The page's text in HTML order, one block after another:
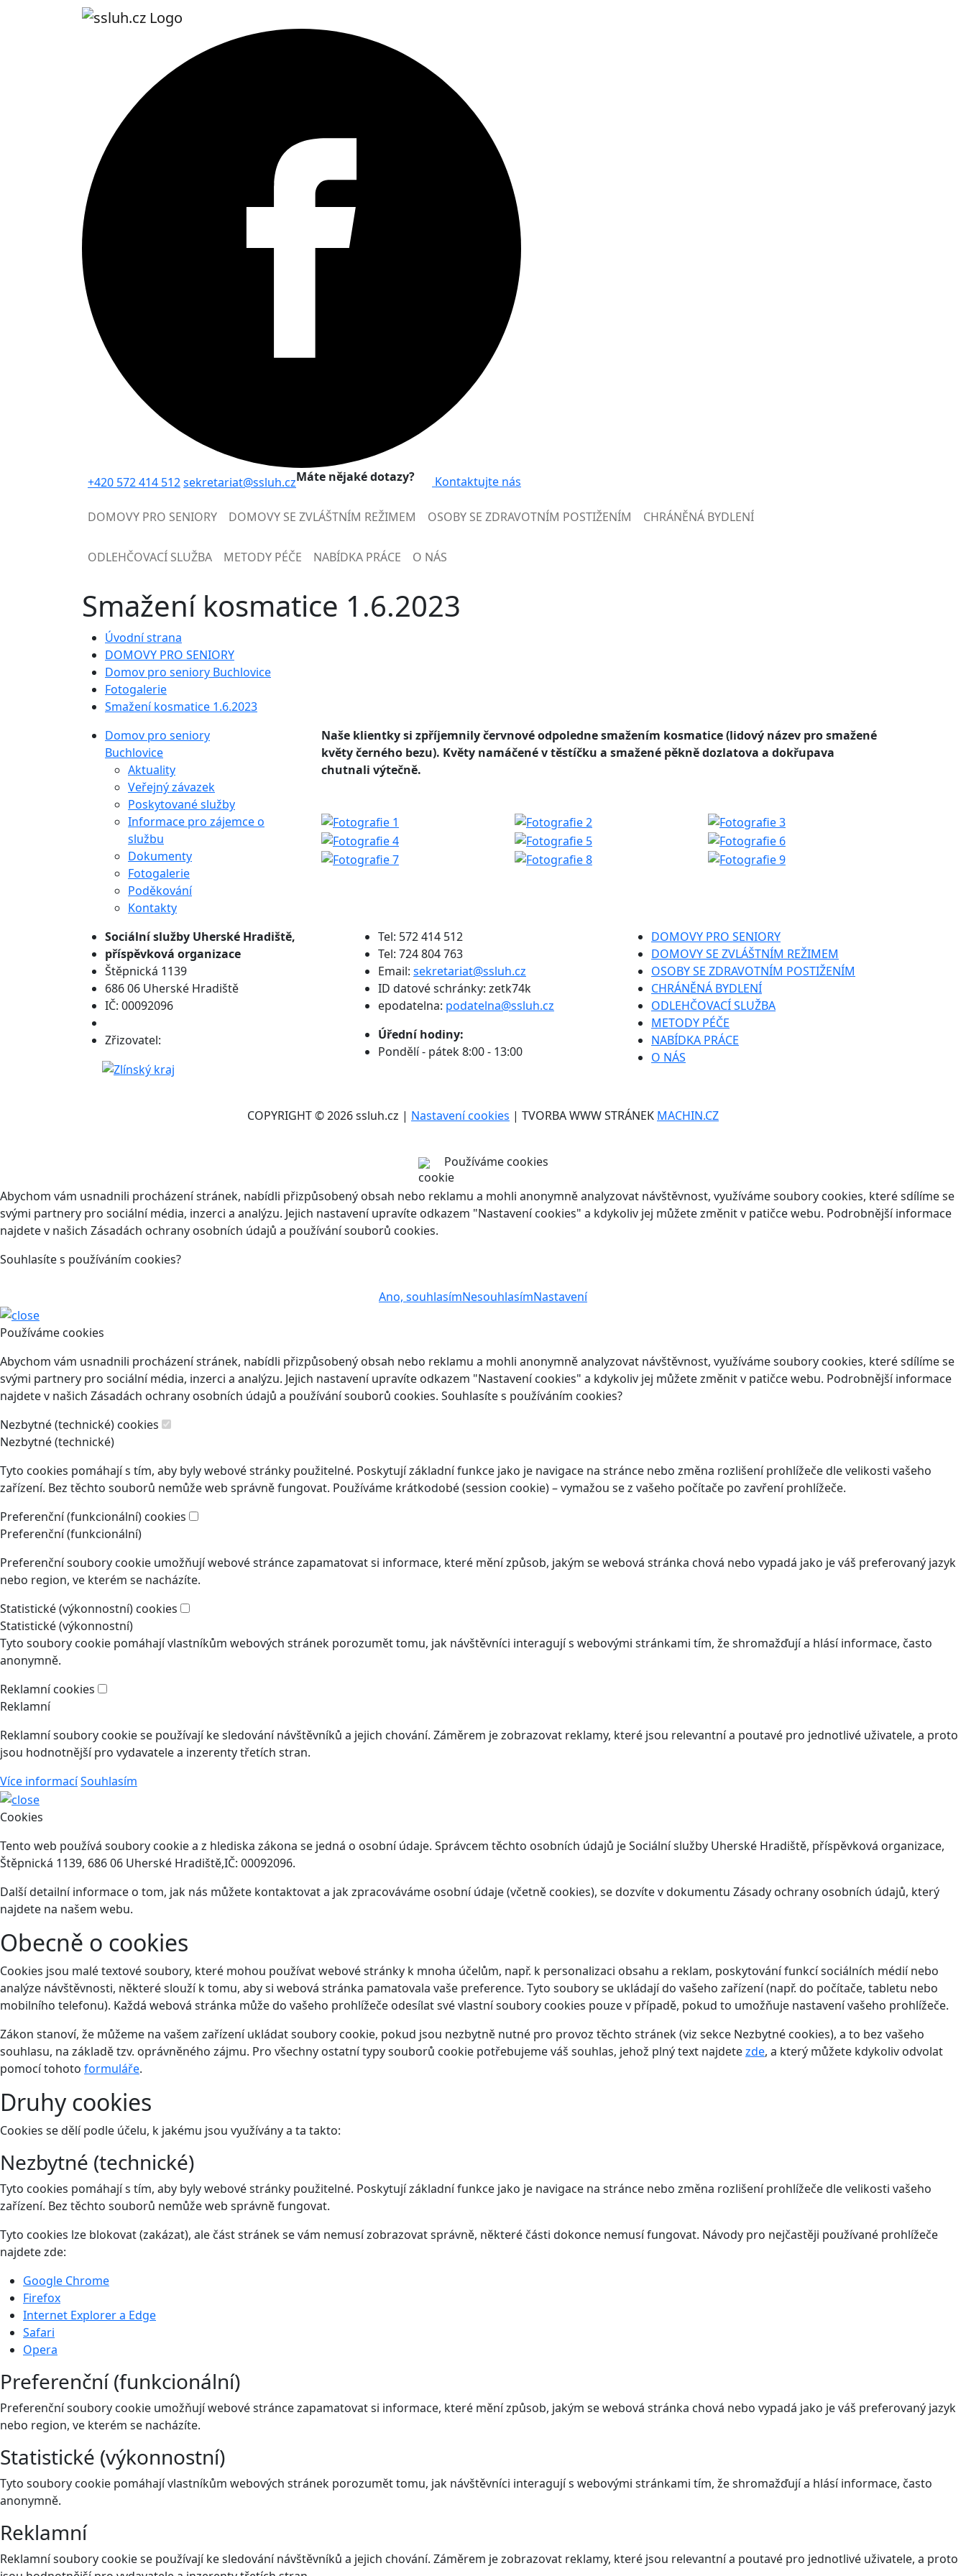
+420 572 414 512sekretariat@ssluh.czMáte nějaké dotazy? Kontaktujte nás
DOMOVY PRO SENIORY DOMOVY SE ZVLÁŠTNÍM REŽIMEM OSOBY SE ZDRAVOTNÍM POSTIŽENÍM CHRÁNĚNÁ BYDLENÍ
ODLEHČOVACÍ SLUŽBA METODY PÉČE NABÍDKA PRÁCE O NÁS
Smažení kosmatice 1.6.2023
Úvodní strana
DOMOVY PRO SENIORY
Domov pro seniory Buchlovice
Fotogalerie
Smažení kosmatice 1.6.2023
Domov pro seniory
Buchlovice
Aktuality
Veřejný závazek
Poskytované služby
Informace pro zájemce o
službu
Dokumenty
Fotogalerie
Poděkování
Kontakty
Naše klientky si zpříjemnily červnové odpoledne smažením kosmatice (lidový název pro smažené
květy černého bezu). Květy namáčené v těstíčku a smažené pěkně dozlatova a dokřupava
chutnali výtečně.
Sociální služby Uherské Hradiště,
příspěvková organizace
Štěpnická 1139
686 06 Uherské Hradiště
IČ: 00092096
Zřizovatel:
Tel: 572 414 512
Tel: 724 804 763
Email: sekretariat@ssluh.cz
ID datové schránky: zetk74k
epodatelna: podatelna@ssluh.cz
Úřední hodiny:
Pondělí - pátek 8:00 - 13:00
DOMOVY PRO SENIORY
DOMOVY SE ZVLÁŠTNÍM REŽIMEM
OSOBY SE ZDRAVOTNÍM POSTIŽENÍM
CHRÁNĚNÁ BYDLENÍ
ODLEHČOVACÍ SLUŽBA
METODY PÉČE
NABÍDKA PRÁCE
O NÁS
COPYRIGHT © 2026 ssluh.cz | Nastavení cookies | TVORBA WWW STRÁNEK MACHIN.CZ
Používáme cookies
Abychom vám usnadnili procházení stránek, nabídli přizpůsobený obsah nebo reklamu a mohli anonymně analyzovat návštěvnost, využíváme soubory cookies, které sdílíme se
svými partnery pro sociální média, inzerci a analýzu. Jejich nastavení upravíte odkazem "Nastavení cookies" a kdykoliv jej můžete změnit v patičce webu. Podrobnější informace
najdete v našich Zásadách ochrany osobních údajů a používání souborů cookies.
Souhlasíte s používáním cookies?
Ano, souhlasímNesouhlasímNastavení
Používáme cookies
Abychom vám usnadnili procházení stránek, nabídli přizpůsobený obsah nebo reklamu a mohli anonymně analyzovat návštěvnost, využíváme soubory cookies, které sdílíme se
svými partnery pro sociální média, inzerci a analýzu. Jejich nastavení upravíte odkazem "Nastavení cookies" a kdykoliv jej můžete změnit v patičce webu. Podrobnější informace
najdete v našich Zásadách ochrany osobních údajů a používání souborů cookies. Souhlasíte s používáním cookies?
Nezbytné (technické) cookies
Nezbytné (technické)
Tyto cookies pomáhají s tím, aby byly webové stránky použitelné. Poskytují základní funkce jako je navigace na stránce nebo změna rozlišení prohlížeče dle velikosti vašeho
zařízení. Bez těchto souborů nemůže web správně fungovat. Používáme krátkodobé (session cookie) – vymažou se z vašeho počítače po zavření prohlížeče.
Preferenční (funkcionální) cookies
Preferenční (funkcionální)
Preferenční soubory cookie umožňují webové stránce zapamatovat si informace, které mění způsob, jakým se webová stránka chová nebo vypadá jako je váš preferovaný jazyk
nebo region, ve kterém se nacházíte.
Statistické (výkonnostní) cookies
Statistické (výkonnostní)
Tyto soubory cookie pomáhají vlastníkům webových stránek porozumět tomu, jak návštěvníci interagují s webovými stránkami tím, že shromažďují a hlásí informace, často
anonymně.
Reklamní cookies
Reklamní
Reklamní soubory cookie se používají ke sledování návštěvníků a jejich chování. Záměrem je zobrazovat reklamy, které jsou relevantní a poutavé pro jednotlivé uživatele, a proto
jsou hodnotnější pro vydavatele a inzerenty třetích stran.
Více informacíSouhlasím
Cookies
Tento web používá soubory cookie a z hlediska zákona se jedná o osobní údaje. Správcem těchto osobních údajů je Sociální služby Uherské Hradiště, příspěvková organizace,
Štěpnická 1139, 686 06 Uherské Hradiště,IČ: 00092096.
Další detailní informace o tom, jak nás můžete kontaktovat a jak zpracováváme osobní údaje (včetně cookies), se dozvíte v dokumentu Zásady ochrany osobních údajů, který
najdete na našem webu.
Obecně o cookies
Cookies jsou malé textové soubory, které mohou používat webové stránky k mnoha účelům, např. k personalizaci obsahu a reklam, poskytování funkcí sociálních médií nebo
analýze návštěvnosti, některé slouží k tomu, aby si webová stránka pamatovala vaše preference. Tyto soubory se ukládají do vašeho zařízení (např. do počítače, tabletu nebo
mobilního telefonu). Každá webová stránka může do vašeho prohlížeče odesílat své vlastní soubory cookies pouze v případě, pokud to umožňuje nastavení vašeho prohlížeče.
Zákon stanoví, že můžeme na vašem zařízení ukládat soubory cookie, pokud jsou nezbytně nutné pro provoz těchto stránek (viz sekce Nezbytné cookies), a to bez vašeho
souhlasu, na základě tzv. oprávněného zájmu. Pro všechny ostatní typy souborů cookie potřebujeme váš souhlas, jehož plný text najdetezde, a který můžete kdykoliv odvolat
pomocí tohoto formuláře.
Druhy cookies
Cookies se dělí podle účelu, k jakému jsou využívány a ta takto:
Nezbytné (technické)
Tyto cookies pomáhají s tím, aby byly webové stránky použitelné. Poskytují základní funkce jako je navigace na stránce nebo změna rozlišení prohlížeče dle velikosti vašeho
zařízení. Bez těchto souborů nemůže web správně fungovat.
Tyto cookies lze blokovat (zakázat), ale část stránek se vám nemusí zobrazovat správně, některé části dokonce nemusí fungovat. Návody pro nejčastěji používané prohlížeče
najdete zde:
Google Chrome
Firefox
Internet Explorer a Edge
Safari
Opera
Preferenční (funkcionální)
Preferenční soubory cookie umožňují webové stránce zapamatovat si informace, které mění způsob, jakým se webová stránka chová nebo vypadá jako je váš preferovaný jazyk
nebo region, ve kterém se nacházíte.
Statistické (výkonnostní)
Tyto soubory cookie pomáhají vlastníkům webových stránek porozumět tomu, jak návštěvníci interagují s webovými stránkami tím, že shromažďují a hlásí informace, často
anonymně.
Reklamní
Reklamní soubory cookie se používají ke sledování návštěvníků a jejich chování. Záměrem je zobrazovat reklamy, které jsou relevantní a poutavé pro jednotlivé uživatele, a proto